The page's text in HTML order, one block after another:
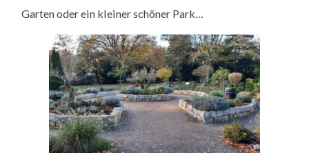
Garten oder ein kleiner schöner Park…